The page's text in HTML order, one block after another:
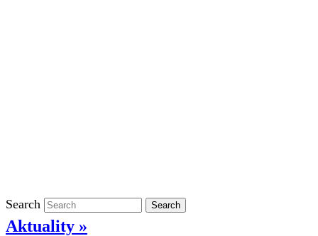
Search Search
Aktuality »